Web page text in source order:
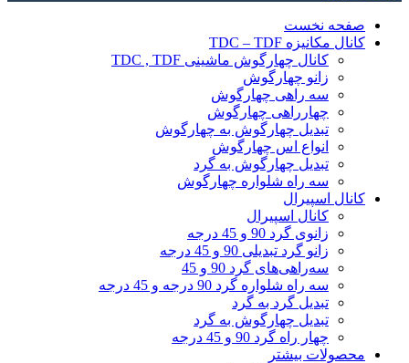
صفحه نخست
کانال مکانیزه TDC – TDF
کانال چهارگوش ماشینی TDC , TDF
زانو چهارگوش
سه راهی چهارگوش
چهارراهی چهارگوش
تبدیل چهارگوش به چهارگوش
انواع اس چهارگوش
تبدیل چهارگوش به گرد
سه راه شلواره چهارگوش
کانال اسپیرال
کانال اسپیرال
زانوی گرد 90 و 45 درجه
زانو گرد تبدیلی 90 و 45 درجه
سه‌راهی‌های گرد 90 و 45
سه راه شلواره گرد 90 درجه و 45 درجه
تبدیل گرد به گرد
تبدیل چهارگوش به گرد
چهار راه گرد 90 و 45 درجه
محصولات بیشتر